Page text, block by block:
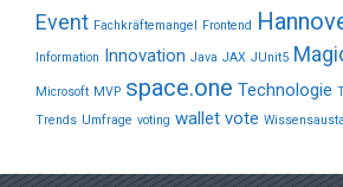
Event Fachkräftemangel Frontend
Information Innovation Java JAX JUnit5
Microsoft MVP space.one Technologie
Trends Umfrage voting wallet vote